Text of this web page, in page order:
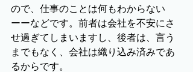
ので、仕事のことは何もわからない
ーーなどです。前者は会社を不安にさ
せ過ぎてしまいますし、後者は、言う
までもなく、会社は織り込み済みであ
るからです。